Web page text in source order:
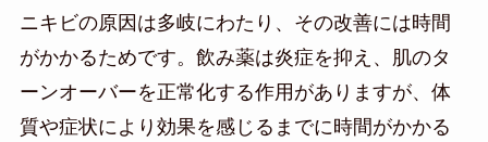
ニキビの原因は多岐にわたり、その改善には時間
がかかるためです。飲み薬は炎症を抑え、肌のタ
ーンオーバーを正常化する作用がありますが、体
質や症状により効果を感じるまでに時間がかかる